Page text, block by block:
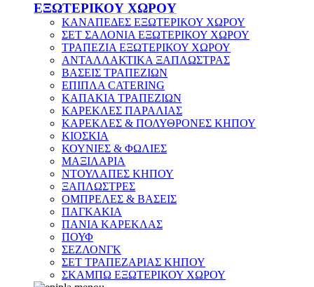
ΕΞΩΤΕΡΙΚΟΥ ΧΩΡΟΥ
ΚΑΝΑΠΕΔΕΣ ΕΞΩΤΕΡΙΚΟΥ ΧΩΡΟΥ
ΣΕΤ ΣΑΛΟΝΙΑ ΕΞΩΤΕΡΙΚΟΥ ΧΩΡΟΥ
ΤΡΑΠΕΖΙΑ ΕΞΩΤΕΡΙΚΟΥ ΧΩΡΟΥ
ΑΝΤΑΛΛΑΚΤΙΚΑ ΞΑΠΛΩΣΤΡΑΣ
ΒΑΣΕΙΣ ΤΡΑΠΕΖΙΩΝ
ΕΠΙΠΛΑ CATERING
ΚΑΠΑΚΙΑ ΤΡΑΠΕΖΙΩΝ
ΚΑΡΕΚΛΕΣ ΠΑΡΑΛΙΑΣ
ΚΑΡΕΚΛΕΣ & ΠΟΛΥΘΡΟΝΕΣ ΚΗΠΟΥ
ΚΙΟΣΚΙΑ
ΚΟΥΝΙΕΣ & ΦΩΛΙΕΣ
ΜΑΞΙΛΑΡΙΑ
ΝΤΟΥΛΑΠΕΣ ΚΗΠΟΥ
ΞΑΠΛΩΣΤΡΕΣ
ΟΜΠΡΕΛΕΣ & ΒΑΣΕΙΣ
ΠΑΓΚΑΚΙΑ
ΠΑΝΙΑ ΚΑΡΕΚΛΑΣ
ΠΟΥΦ
ΣΕΖΛΟΝΓΚ
ΣΕΤ ΤΡΑΠΕΖΑΡΙΑΣ ΚΗΠΟΥ
ΣΚΑΜΠΩ ΕΞΩΤΕΡΙΚΟΥ ΧΩΡΟΥ